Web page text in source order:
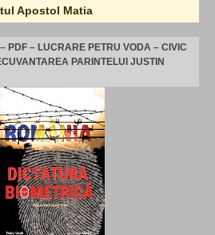
Apostol Matia
PDF – LUCRARE PETRU VODA – CIVIC
PARINTELUI JUSTIN